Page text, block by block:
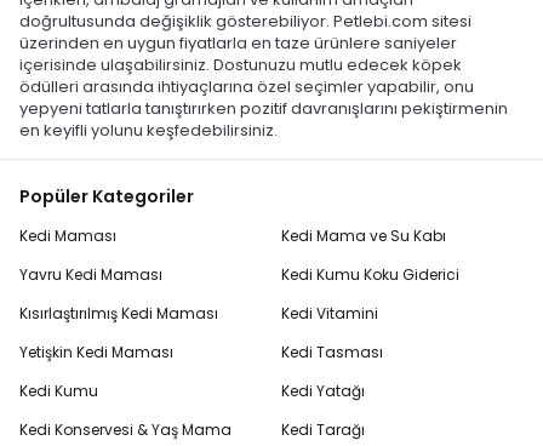
doğrultusunda değişiklik gösterebiliyor. Petlebi.com sitesi
üzerinden en uygun fiyatlarla en taze ürünlere saniyeler
içerisinde ulaşabilirsiniz. Dostunuzu mutlu edecek köpek
ödülleri arasında ihtiyaçlarına özel seçimler yapabilir, onu
yepyeni tatlarla tanıştırırken pozitif davranışlarını pekiştirmenin
en keyifli yolunu keşfedebilirsiniz.
Popüler Kategoriler
Kedi Maması
Yavru Kedi Maması
Kısırlaştırılmış Kedi Maması
Yetişkin Kedi Maması
Kedi Kumu
Kedi Konservesi & Yaş Mama
Kedi Mama ve Su Kabı
Kedi Kumu Koku Giderici
Kedi Vitamini
Kedi Tasması
Kedi Yatağı
Kedi Tarağı